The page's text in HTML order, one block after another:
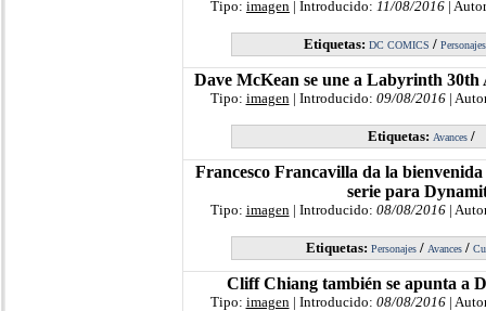
Tipo: imagen | Introducido: 11/08/2016 |
Etiquetas: DC COMICS / Personajes
Dave McKean se une a Labyrinth 30th
Tipo: imagen| Introducido: 09/08/2016|
Etiquetas: Avances/
Francesco Francavilla da la
serie para
Tipo: imagen| Introducido: 08/08/2016|
Etiquetas: Personajes/ Avances/
Cliff Chiang también se apunta a
Tipo: imagen| Introducido: 08/08/2016|